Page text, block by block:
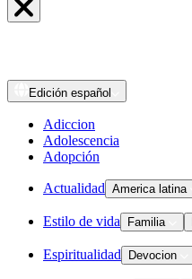
Edición español
Adiccion
Adolescencia
Adopción
Actualidad America latina
Estilo de vida Familia
Espiritualidad Devocion